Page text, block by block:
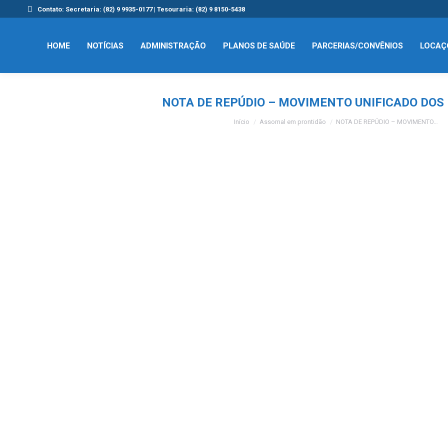
Contato: Secretaria: (82) 9 9935-0177 | Tesouraria: (82) 9 8150-5438
HOME NOTÍCIAS ADMINISTRAÇÃO PLANOS DE SAÚDE PARCERIAS/CONVÊNIOS
NOTA DE REPÚDIO – MOVIMENTO UNIFICADO
Você está aqui:
Início Assomal em prontidão NOTA DE REPÚDIO – MOVIMENTO…